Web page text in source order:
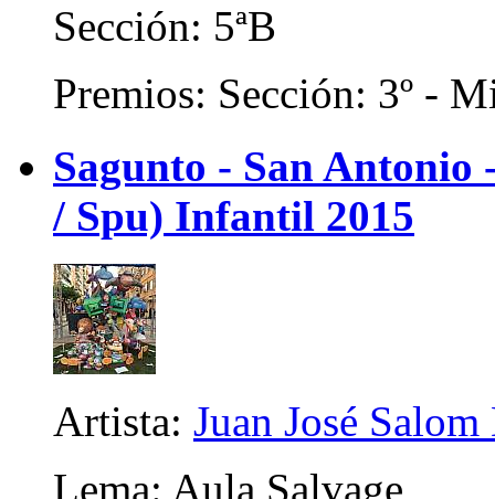
Sección: 5ªB
Premios: Sección: 3º -
Sagunto - San
/ Spu) Infantil 2015
Artista: Juan José
Lema: Aula Salvage